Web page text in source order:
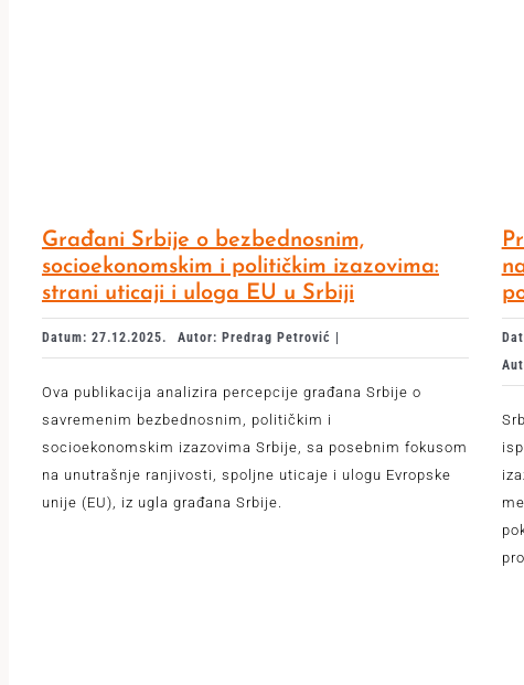
Građani Srbije o bezbednosnim,
socioekonomskim i političkim izazovima:
strani uticaji i uloga EU u Srbiji
Datum: 27.12.2025. Autor: Predrag Petrović |
Ova publikacija analizira percepcije građana Srbije o
savremenim bezbednosnim, političkim i
socioekonomskim izazovima Srbije, sa posebnim fokusom
na unutrašnje ranjivosti, spoljne uticaje i ulogu Evropske
unije (EU), iz ugla građana Srbije.